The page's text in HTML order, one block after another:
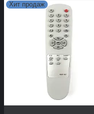
Хит продаж